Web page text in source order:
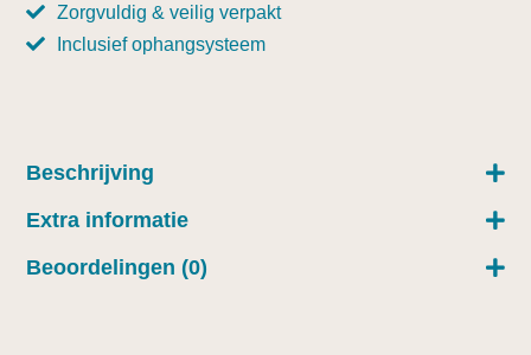
Zorgvuldig & veilig verpakt
Inclusief ophangsysteem
Beschrijving
Extra informatie
Beoordelingen (0)